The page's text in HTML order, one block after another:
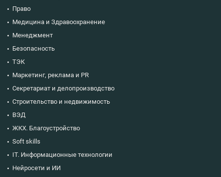
Право
Медицина и Здравоохранение
Менеджмент
Безопасность
ТЭК
Маркетинг, реклама и PR
Секретариат и делопроизводство
Строительство и недвижимость
ВЭД
ЖКХ. Благоустройство
Soft skills
IT. Информационные технологии
Нейросети и ИИ